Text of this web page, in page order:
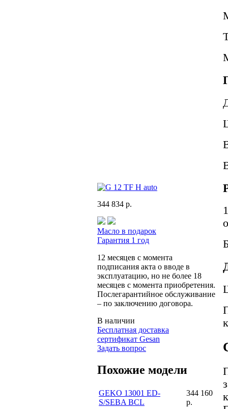
344 834 р.
Масло в подарок
Гарантия 1 год
12 месяцев с момента
подписания акта о вводе в
эксплуатацию, но не более 18
месяцев с момента приобретения.
Послегарантийное обслуживание
– по заключению договора.
В наличии
Бесплатная доставка
сертификат Gesan
Задать вопрос
Похожие модели
GEKO 13001 ED-
S/SEBA BCL
344 160
р.